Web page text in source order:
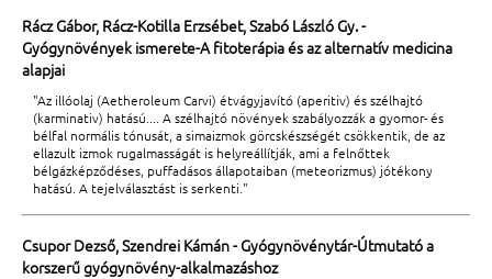
Rácz Gábor, Rácz-Kotilla Erzsébet, Szabó László Gy. -
Gyógynövények ismerete-A fitoterápia és az alternatív medicina
alapjai
"Az illóolaj (Aetheroleum Carvi) étvágyjavító (aperitiv) és szélhajtó
(karminativ) hatású.... A szélhajtó növények szabályozzák a gyomor- és
bélfal normális tónusát, a simaizmok görcskészségét csökkentik, de az
ellazult izmok rugalmasságát is helyreállítják, ami a felnőttek
bélgázképződéses, puffadásos állapotaiban (meteorizmus) jótékony
hatású. A tejelválasztást is serkenti."
Csupor Dezső, Szendrei Kámán - Gyógynövénytár-Útmutató a
korszerű gyógynövény-alkalmazáshoz